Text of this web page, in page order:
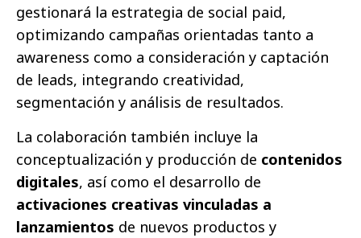
gestionará la estrategia de social paid,
optimizando campañas orientadas tanto a
awareness como a consideración y captación
de leads, integrando creatividad,
segmentación y análisis de resultados.
La colaboración también incluye la
conceptualización y producción de contenidos
digitales, así como el desarrollo de
activaciones creativas vinculadas a
lanzamientos de nuevos productos y